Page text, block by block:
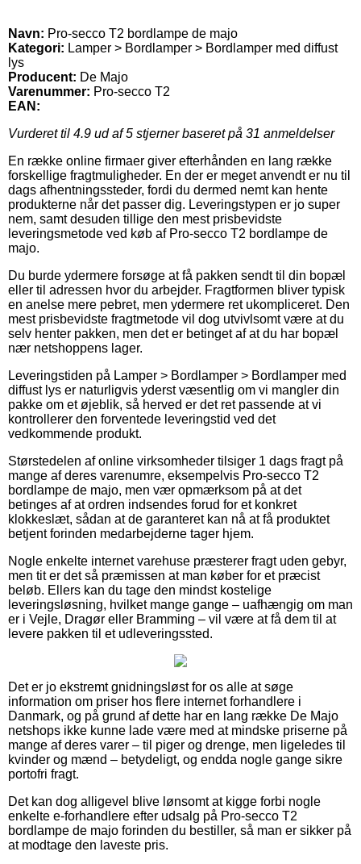
Navn: Pro-secco T2 bordlampe de majo
Kategori: Lamper > Bordlamper > Bordlamper med diffust
lys
Producent: De Majo
Varenummer: Pro-secco T2
EAN:
Vurderet til 4.9 ud af 5 stjerner baseret på 31 anmeldelser
En række online firmaer giver efterhånden en lang række
forskellige fragtmuligheder. En der er meget anvendt er nu til
dags afhentningssteder, fordi du dermed nemt kan hente
produkterne når det passer dig. Leveringstypen er jo super
nem, samt desuden tillige den mest prisbevidste
leveringsmetode ved køb af Pro-secco T2 bordlampe de
majo.
Du burde ydermere forsøge at få pakken sendt til din bopæl
eller til adressen hvor du arbejder. Fragtformen bliver typisk
en anelse mere pebret, men ydermere ret ukompliceret. Den
mest prisbevidste fragtmetode vil dog utvivlsomt være at du
selv henter pakken, men det er betinget af at du har bopæl
nær netshoppens lager.
Leveringstiden på Lamper > Bordlamper > Bordlamper med
diffust lys er naturligvis yderst væsentlig om vi mangler din
pakke om et øjeblik, så herved er det ret passende at vi
kontrollerer den forventede leveringstid ved det
vedkommende produkt.
Størstedelen af online virksomheder tilsiger 1 dags fragt på
mange af deres varenumre, eksempelvis Pro-secco T2
bordlampe de majo, men vær opmærksom på at det
betinges af at ordren indsendes forud for et konkret
klokkeslæt, sådan at de garanteret kan nå at få produktet
betjent forinden medarbejderne tager hjem.
Nogle enkelte internet varehuse præsterer fragt uden gebyr,
men tit er det så præmissen at man køber for et præcist
beløb. Ellers kan du tage den mindst kostelige
leveringsløsning, hvilket mange gange – uafhængig om man
er i Vejle, Dragør eller Bramming – vil være at få dem til at
levere pakken til et udleveringssted.
Det er jo ekstremt gnidningsløst for os alle at søge
information om priser hos flere internet forhandlere i
Danmark, og på grund af dette har en lang række De Majo
netshops ikke kunne lade være med at mindske priserne på
mange af deres varer – til piger og drenge, men ligeledes til
kvinder og mænd – betydeligt, og endda nogle gange sikre
portofri fragt.
Det kan dog alligevel blive lønsomt at kigge forbi nogle
enkelte e-forhandlere efter udsalg på Pro-secco T2
bordlampe de majo forinden du bestiller, så man er sikker på
at modtage den laveste pris.